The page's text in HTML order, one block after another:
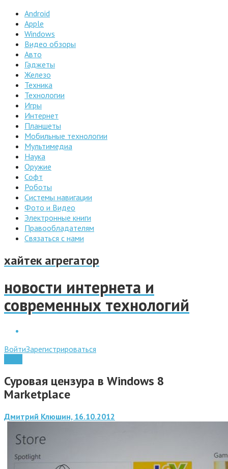
Android
Apple
Windows
Видео обзоры
Авто
Гаджеты
Железо
Техника
Технологии
Игры
Интернет
Планшеты
Мобильные технологии
Мультимедиа
Наука
Оружие
Софт
Роботы
Системы навигации
Фото и Видео
Электронные книги
Правообладателям
Связаться с нами
хайтек агрегатор
новости интернета и
современных технологий
ВойтиЗарегистрироваться
Суровая цензура в Windows 8
Marketplace
Дмитрий Клюшин, 16.10.2012